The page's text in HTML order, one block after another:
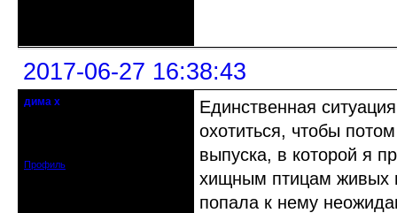
2017-06-27 16:38:43
дима х
Профиль
Единственная
охотиться, чтобы
выпуска, в которой я
хищным птицам живых
попала к нему